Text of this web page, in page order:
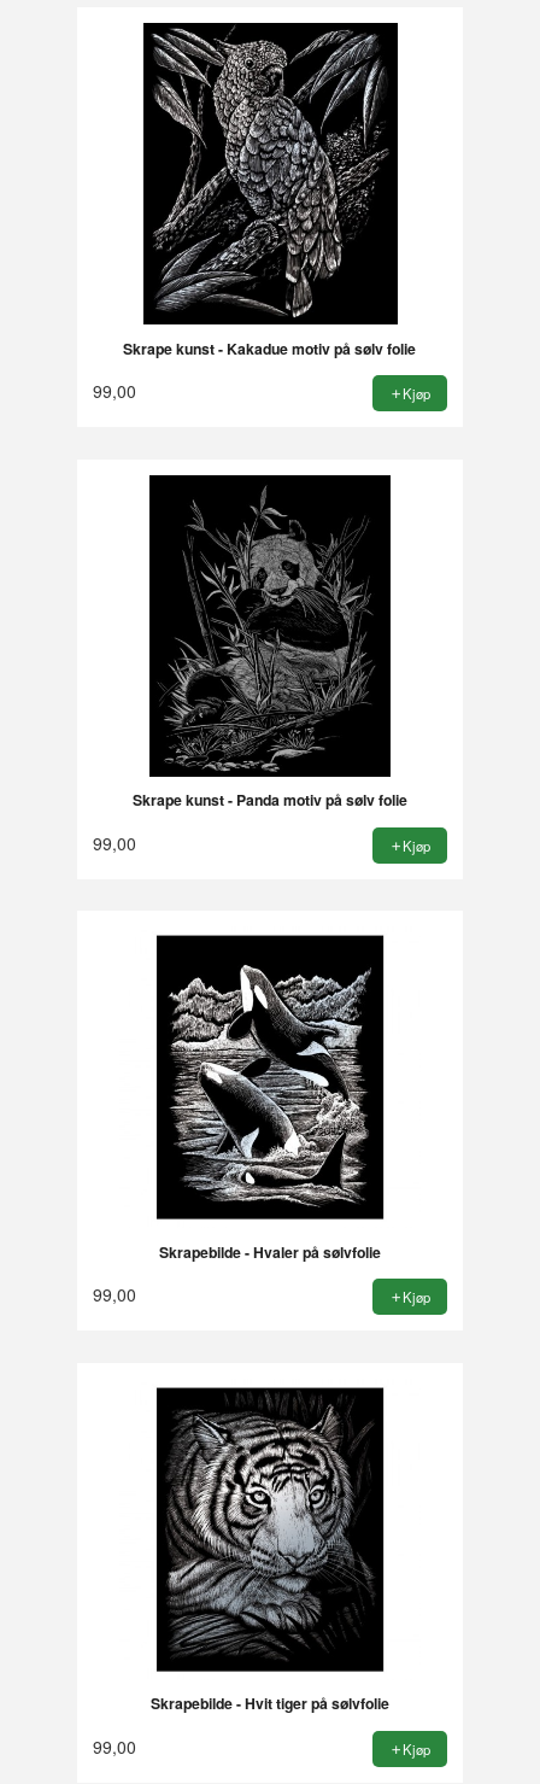
Skrape kunst - Kakadue motiv på sølv folie
99,00 Kjøp
Skrape kunst - Panda motiv på sølv folie
99,00 Kjøp
Skrapebilde - Hvaler på sølvfolie
99,00 Kjøp
Skrapebilde - Hvit tiger på sølvfolie
99,00 Kjøp